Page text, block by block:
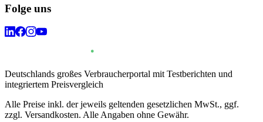
Folge uns
Deutschlands großes Verbraucherportal mit Testberichten und
integriertem Preisvergleich
Alle Preise inkl. der jeweils geltenden gesetzlichen MwSt., ggf.
zzgl. Versandkosten. Alle Angaben ohne Gewähr.